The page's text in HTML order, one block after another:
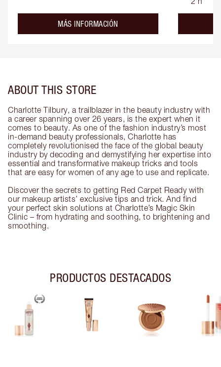
MÁS INFORMACIÓN
ABOUT THIS STORE
Charlotte Tilbury, a trailblazer in the beauty industry with
a career spanning over 26 years, is the expert when it
comes to beauty. As one of the fashion industry’s most
in-demand beauty professionals, Charlotte has
completely revolutionised the face of the global beauty
industry by decoding and demystifying her expertise into
essential and transformative makeup tricks and tools
that are easy for women of any age to use and replicate.
Discover the secrets to getting Red Carpet Ready with
our makeup artists’ exclusive tips and trick. And find
your perfect skin solutions at Charlotte’s Magic Skin
Clinic – from hydrating and soothing, to brightening and
smoothing.
PRODUCTOS DESTACADOS